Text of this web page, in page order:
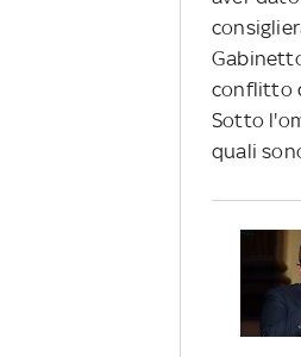
conflitto
Sotto
quali